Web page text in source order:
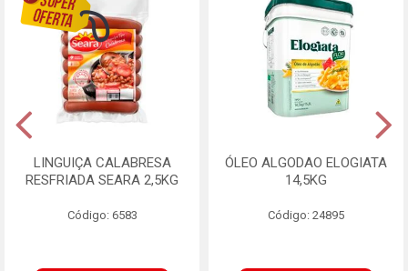
LINGUIÇA CALABRESA
RESFRIADA SEARA 2,5KG
Código: 6583
ÓLEO ALGODAO ELOGIATA
14,5KG
Código: 24895